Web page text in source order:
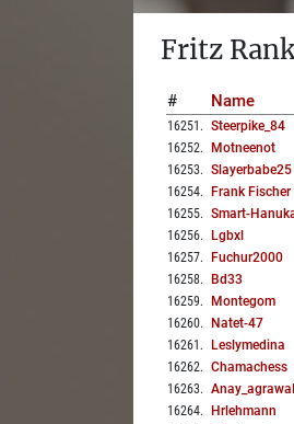
Fritz
# Name
16251 . Steerpike_84
16252. Motneenot
16253. Slayerbabe25
16254. Frank Fischer
16255. Smart-
16256. Lgbxl
16257. Fuchur2000
16258. Bd33
16259. Montegom
16260. Natet-47
16261 . Leslymedina
16262. Chamachess
16263. Anay_agrawal
16264. Hrlehmann